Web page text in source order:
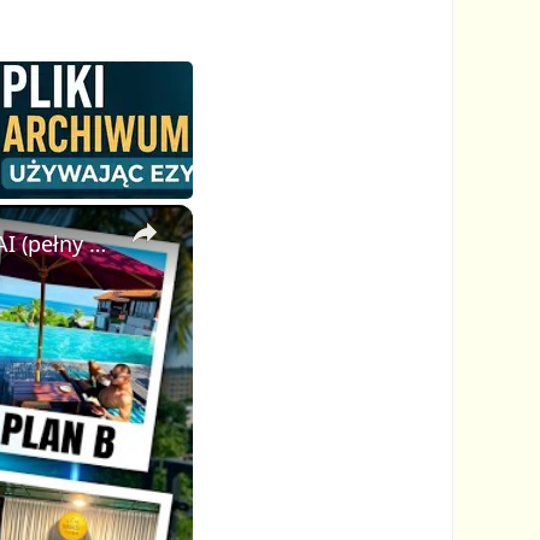
×
Jak stworzyłem wirusowe wideo Plan A Plan B w pętli z pomocą AI (pełny poradnik FlexClip)